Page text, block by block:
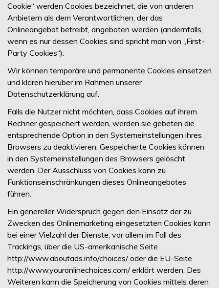
Cookie“ werden Cookies bezeichnet, die von anderen
Anbietern als dem Verantwortlichen, der das
Onlineangebot betreibt, angeboten werden (andernfalls,
wenn es nur dessen Cookies sind spricht man von „First-
Party Cookies“).
Wir können temporäre und permanente Cookies einsetzen
und klären hierüber im Rahmen unserer
Datenschutzerklärung auf.
Falls die Nutzer nicht möchten, dass Cookies auf ihrem
Rechner gespeichert werden, werden sie gebeten die
entsprechende Option in den Systemeinstellungen ihres
Browsers zu deaktivieren. Gespeicherte Cookies können
in den Systemeinstellungen des Browsers gelöscht
werden. Der Ausschluss von Cookies kann zu
Funktionseinschränkungen dieses Onlineangebotes
führen.
Ein genereller Widerspruch gegen den Einsatz der zu
Zwecken des Onlinemarketing eingesetzten Cookies kann
bei einer Vielzahl der Dienste, vor allem im Fall des
Trackings, über die US-amerikanische Seite
http://www.aboutads.info/choices/ oder die EU-Seite
http://www.youronlinechoices.com/ erklärt werden. Des
Weiteren kann die Speicherung von Cookies mittels deren